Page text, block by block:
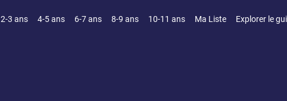
2-3 ans 4-5 ans 6-7 ans 8-9 ans 10-11 ans Ma Liste Explorer le